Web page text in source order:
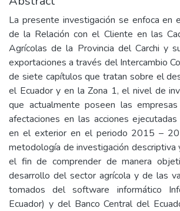
La presente investigación se enfoca en
de la Relación con el Cliente en las
Agrícolas de la Provincia del Carchi y
exportaciones a través del Intercambio
de siete capítulos que tratan sobre el
el Ecuador y en la Zona 1, el nivel de
que actualmente poseen las
afectaciones en las acciones ejecutadas
en el exterior en el periodo 2015 –
metodología de investigación descriptiva
el fin de comprender de manera
desarrollo del sector agrícola y de las
tomados del software informático
Ecuador) y del Banco Central del